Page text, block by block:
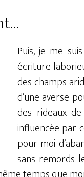
Puis, je me
écriture
des champs
d’une averse
des rideaux
influencée par
pour moi
sans remords